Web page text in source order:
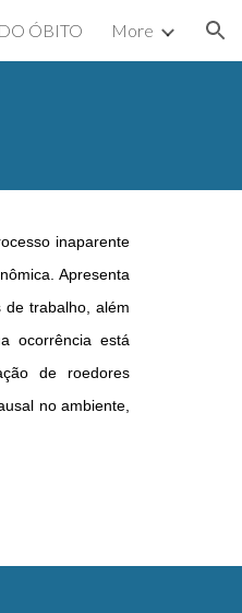
ÓBITO More
inaparente
Apresenta
de trabalho, além
ocorrência está
de roedores
no ambiente,